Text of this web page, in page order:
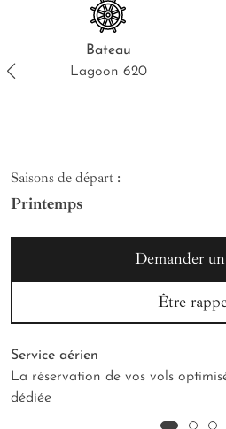
Bateau
Lagoon 620
Saisons de départ :
Printemps
Demander
Être
Service aérien
La réservation de vos vols
dédiée